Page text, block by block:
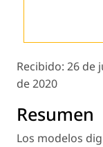
Recibido: 26 de
de 2020
Resumen
Los modelos